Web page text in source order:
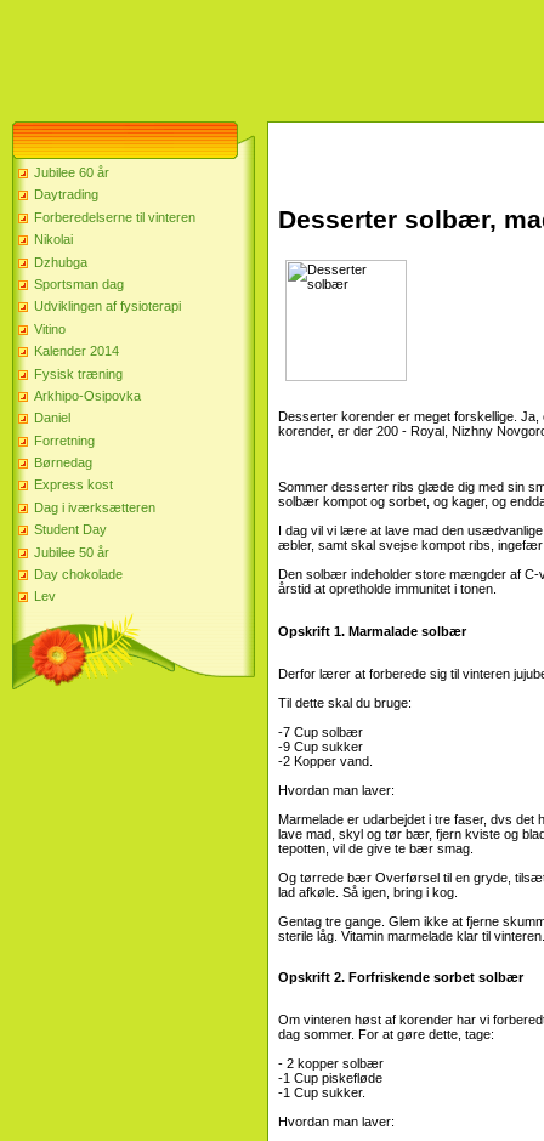
Jubilee 60 år
Daytrading
Forberedelserne til vinteren
Nikolai
Dzhubga
Sportsman dag
Udviklingen af ​​fysioterapi
Vitino
Kalender 2014
Fysisk træning
Arkhipo-Osipovka
Daniel
Forretning
Børnedag
Express kost
Dag i iværksætteren
Student Day
Jubilee 50 år
Day chokolade
Lev
Desserter solbær,
Desserter korender er meget forskellige.
korender, er der 200 - Royal, Nizhny
Sommer desserter ribs glæde dig med sin
solbær kompot og sorbet, og kager, og
I dag vil vi lære at lave mad den
æbler, samt skal svejse kompot ribs,
Den solbær indeholder store mængder af C-
årstid at opretholde immunitet i tonen.
Opskrift 1. Marmalade solbær
Derfor lærer at forberede sig til vinteren
Til dette skal du bruge:
-7 Cup solbær
-9 Cup sukker
-2 Kopper vand.
Hvordan man laver:
Marmelade er udarbejdet i tre faser, dvs
lave mad, skyl og tør bær, fjern kviste og
tepotten, vil de give te bær smag.
Og tørrede bær Overførsel til en gryde,
lad afkøle. Så igen, bring i kog.
Gentag tre gange. Glem ikke at fjerne
sterile låg. Vitamin marmelade klar til vinteren.
Opskrift 2. Forfriskende sorbet solbær
Om vinteren høst af korender har vi
dag sommer. For at gøre dette, tage:
- 2 kopper solbær
-1 Cup piskefløde
-1 Cup sukker.
Hvordan man laver: